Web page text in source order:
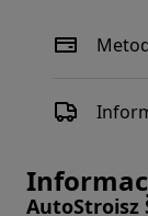
AutoStroisz